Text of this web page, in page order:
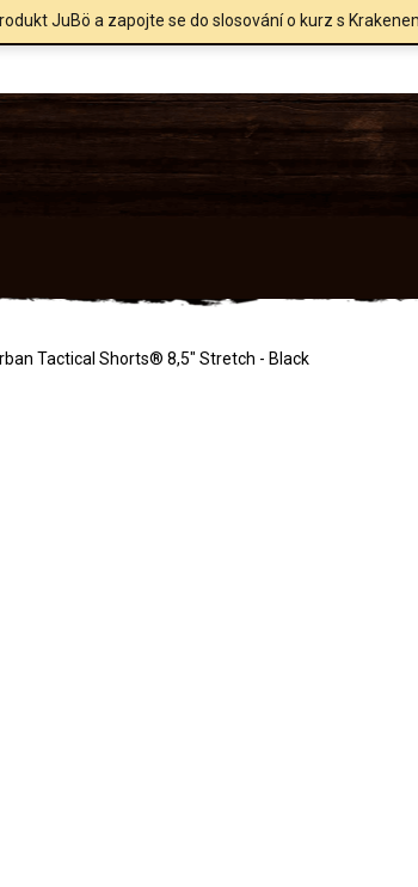
JuBö a zapojte se do slosování o kurz s
Tactical Shorts® 8,5" Stretch - Black